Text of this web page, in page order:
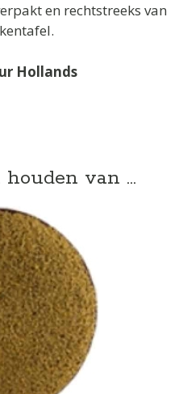
en rechtstreeks van
Hollands
houden van …